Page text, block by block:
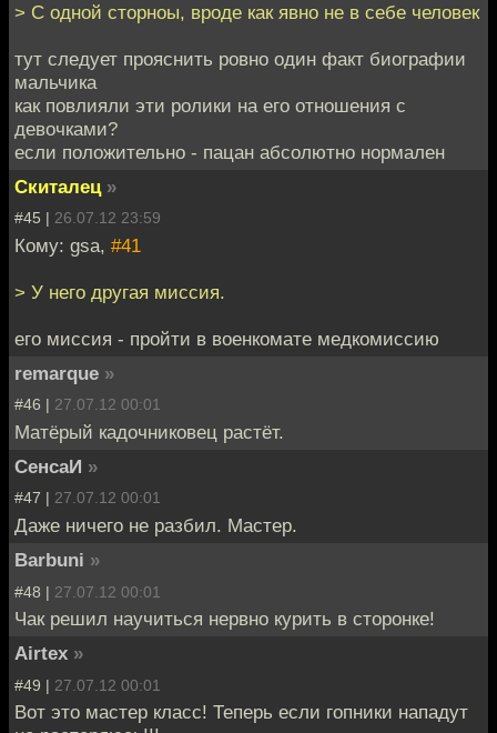
> С одной сторноы, вроде как явно не в себе человек
тут следует прояснить ровно один факт биографии
мальчика
как повлияли эти ролики на его отношения с
девочками?
если положительно - пацан абсолютно нормален
Скиталец »
#45 | 26.07.12 23:59
Кому: gsa, #41
> У него другая миссия.
его миссия - пройти в военкомате медкомиссию
remarque »
#46 | 27.07.12 00:01
Матёрый кадочниковец растёт.
СенсаИ »
#47 | 27.07.12 00:01
Даже ничего не разбил. Мастер.
Barbuni »
#48 | 27.07.12 00:01
Чак решил научиться нервно курить в сторонке!
Airtex »
#49 | 27.07.12 00:01
Вот это мастер класс! Теперь если гопники нападут